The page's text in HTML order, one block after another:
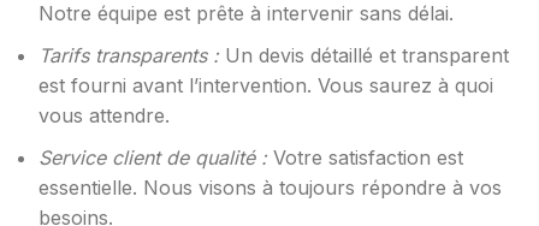
Notre équipe est prête à intervenir sans délai.
Tarifs transparents : Un devis détaillé et transparent
est fourni avant l’intervention. Vous saurez à quoi
vous attendre.
Service client de qualité : Votre satisfaction est
essentielle. Nous visons à toujours répondre à vos
besoins.